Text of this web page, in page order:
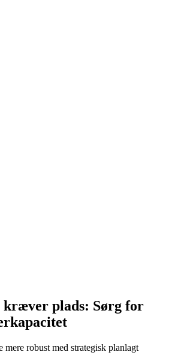
plads: Sørg for
robust med strategisk planlagt